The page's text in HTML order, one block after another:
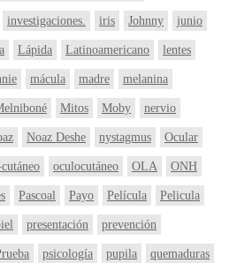
investigaciones. iris Johnny junio
Lápida Latinoamericano lentes
mácula madre melanina
Mitos Moby nervio
Noaz Deshe nystagmus Ocular
oculocutáneo OLA ONH
Pascoal Payo Película Pelicula
presentación prevención
psicología pupila quemaduras